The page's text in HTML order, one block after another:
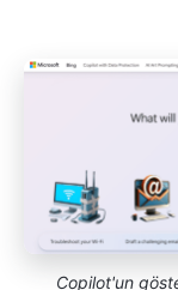
Copilot'un